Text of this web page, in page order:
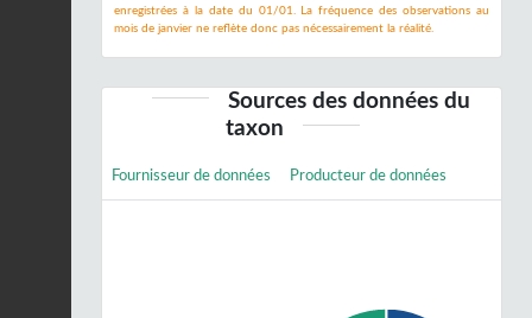
enregistrées à la date du 01/01. La fréquence des observations au
mois de janvier ne reflète donc pas nécessairement la réalité.
Sources des données du
taxon
Fournisseur de données Producteur de données